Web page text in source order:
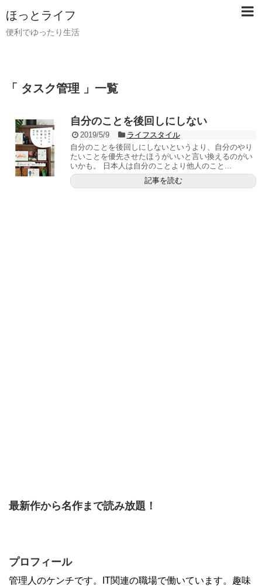
ほっとライフ
便利でゆったり生活
「 タスク管理 」一覧
自分のことを後回しにしない
2019/5/9
ライフスタイル
自分のことを後回しにしないというより、自分のやり
たいことを優先させたほうがいいと言い換えるのがい
いかも。 日本人は自分のことより他人のこと...
記事を読む
最新作から名作まで読み放題！
プロフィール
管理人のケンチです。IT関連の職場で働いています。趣味